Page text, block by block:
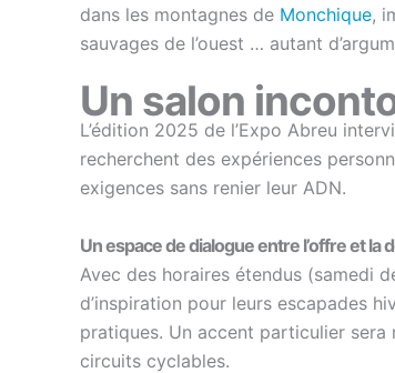
dans les montagnes de Monchique,
sauvages de l’ouest … autant
Un salon
L’édition 2025 de l’Expo Abreu
recherchent des expériences
exigences sans renier leur ADN.
Un espace de dialogue entre l’offre et la
Avec des horaires étendus (samedi
d’inspiration pour leurs escapades
pratiques. Un accent particulier sera
circuits cyclables.